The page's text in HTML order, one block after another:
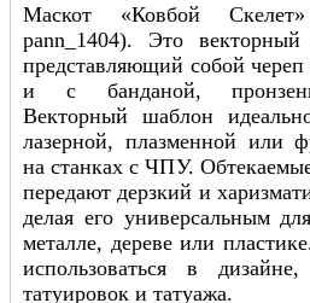
Маскот «Ковбой
pann_1404). Это
представляющий собой
и с банданой,
Векторный шаблон
лазерной, плазменной или
на станках с ЧПУ.
передают дерзкий и
делая его универсальным
металле, дереве или
использоваться в
татуировок и татуажа.